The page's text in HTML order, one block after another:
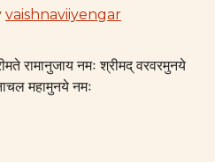
vaishnaviiyengar
रामानुजाय नमः श्रीमद् वरवरमुनये
महामुनये नमः